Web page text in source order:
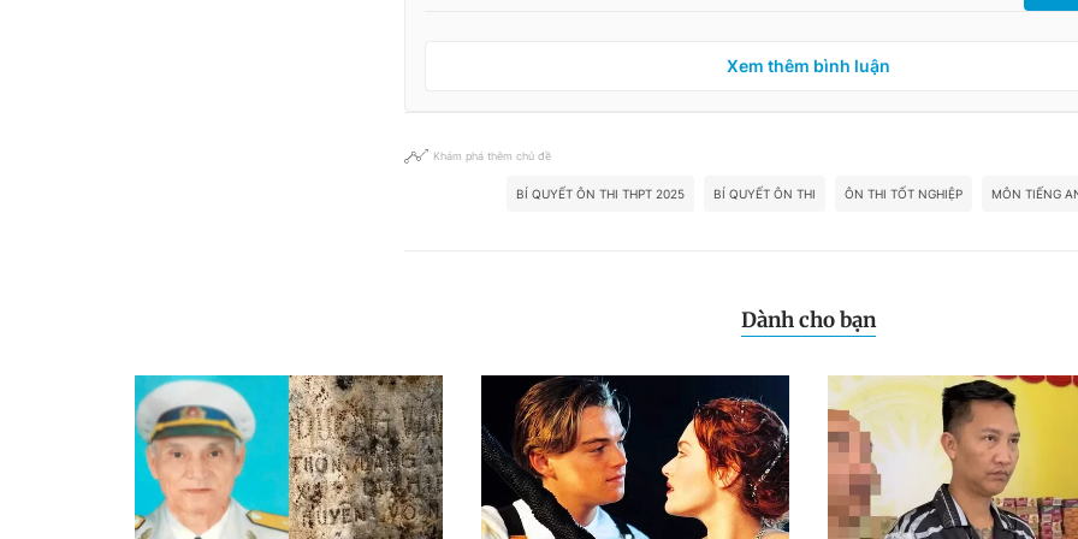
Xem thêm bình luận
Khám phá thêm chủ đề
BÍ QUYẾT ÔN THI THPT 2025 BÍ QUYẾT ÔN THI ÔN THI TỐT NGHIỆP MÔN TIẾNG